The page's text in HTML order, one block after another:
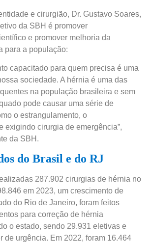
e cirurgião, Dr. Gustavo Soares,
da SBH é promover
e promover melhoria da
para a população:
capacitado para quem precisa é uma
sociedade. A hérnia é uma das
na população brasileira e sem
pode causar uma série de
o estrangulamento, o
exigindo cirurgia de emergência”,
da SBH.
do Brasil e do RJ
287.902 cirurgias de hérnia no
em 2023, um crescimento de
do Rio de Janeiro, foram feitos
para correção de hérnia
o estado, sendo 29.931 eletivas e
de urgência. Em 2022, foram 16.464